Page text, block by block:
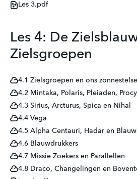
Les 3.pdf
Les 4: De
Zielsgroepen
4.1 Zielsgroepen en ons zonnestelsel
4.2 Mintaka, Polaris, Pleiaden,
4.3 Sirius, Arcturus, Spica en Nihal
4.4 Vega
4.5 Alpha Centauri, Hadar en
4.6 Blauwdrukkers
4.7 Missie Zoekers en Parallellen
4.8 Draco, Changelingen en